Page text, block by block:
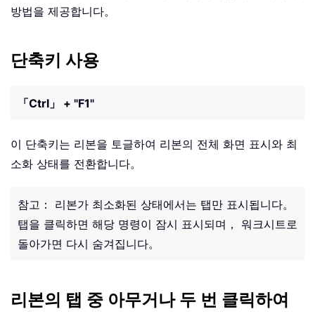
방법을 제공합니다。
단축키 사용
「Ctrl」 + "F1"
이 단축키는 리본을 토글하여 리본의 전체 화면 표시와 최
소화 상태를 전환합니다。
참고： 리본가 최소화된 상태에서는 탭만 표시됩니다。
탭을 클릭하면 해당 명령이 잠시 표시되며， 워크시트로
돌아가면 다시 숨겨집니다。
리본의 탭 중 아무거나 두 번 클릭하여